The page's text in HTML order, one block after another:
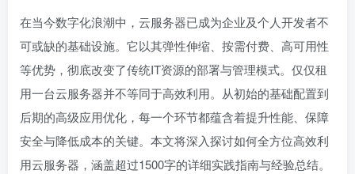
在当今数字化浪潮中，云服务器已成为企业及个人开发者不
可或缺的基础设施。它以其弹性伸缩、按需付费、高可用性
等优势，彻底改变了传统IT资源的部署与管理模式。仅仅租
用一台云服务器并不等同于高效利用。从初始的基础配置到
后期的高级应用优化，每一个环节都蕴含着提升性能、保障
安全与降低成本的关键。本文将深入探讨如何全方位高效利
用云服务器，涵盖超过1500字的详细实践指南与经验总结。